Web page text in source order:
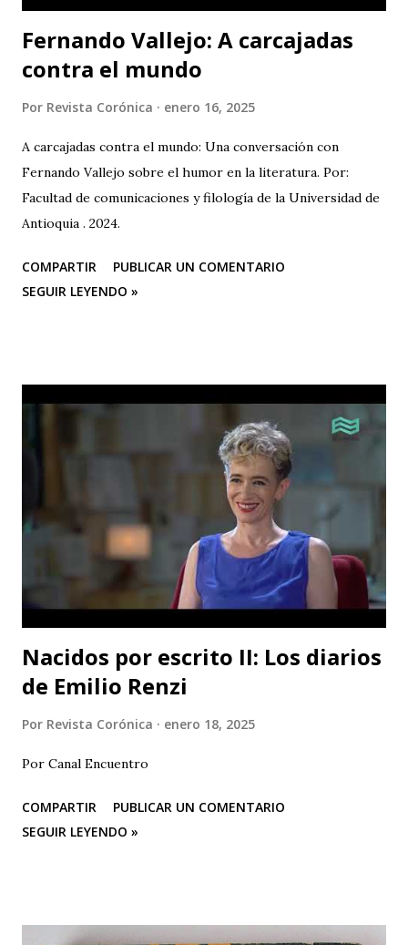
Fernando Vallejo: A carcajadas
contra el mundo
Por Revista Corónica enero 16, 2025
A carcajadas contra el mundo: Una conversación con
Fernando Vallejo sobre el humor en la literatura. Por:
Facultad de comunicaciones y filología de la Universidad de
Antioquia . 2024.
COMPARTIR
PUBLICAR UN COMENTARIO
SEGUIR LEYENDO »
Nacidos por escrito II: Los diarios
de Emilio Renzi
Por Revista Corónica enero 18, 2025
Por Canal Encuentro
COMPARTIR
PUBLICAR UN COMENTARIO
SEGUIR LEYENDO »